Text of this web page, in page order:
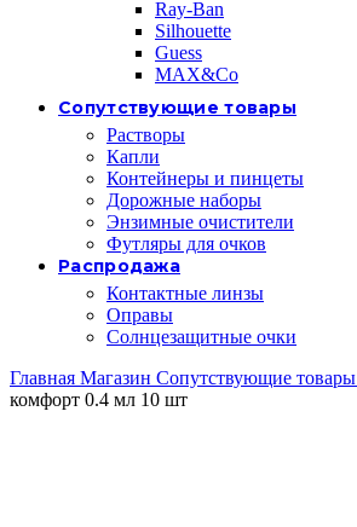
Ray-Ban
Silhouette
Guess
MAX&Co
Сопутствующие товары
Растворы
Капли
Контейнеры и пинцеты
Дорожные наборы
Энзимные очистители
Футляры для очков
Распродажа
Контактные линзы
Оправы
Солнцезащитные очки
Главная Магазин Сопутствующие товары
комфорт 0.4 мл 10 шт